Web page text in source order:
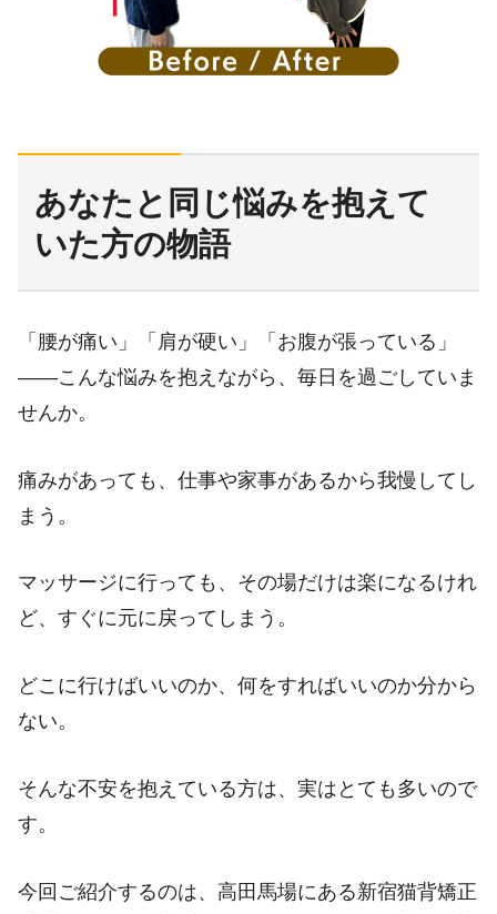
あなたと同じ悩みを抱えて
いた方の物語
「腰が痛い」「肩が硬い」「お腹が張っている」
――こんな悩みを抱えながら、毎日を過ごしていま
せんか。
痛みがあっても、仕事や家事があるから我慢してし
まう。
マッサージに行っても、その場だけは楽になるけれ
ど、すぐに元に戻ってしまう。
どこに行けばいいのか、何をすればいいのか分から
ない。
そんな不安を抱えている方は、実はとても多いので
す。
今回ご紹介するのは、高田馬場にある新宿猫背矯正